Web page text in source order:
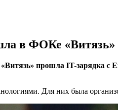
в ФОКе «Витязь»
прошла IT-зарядка
Для них была